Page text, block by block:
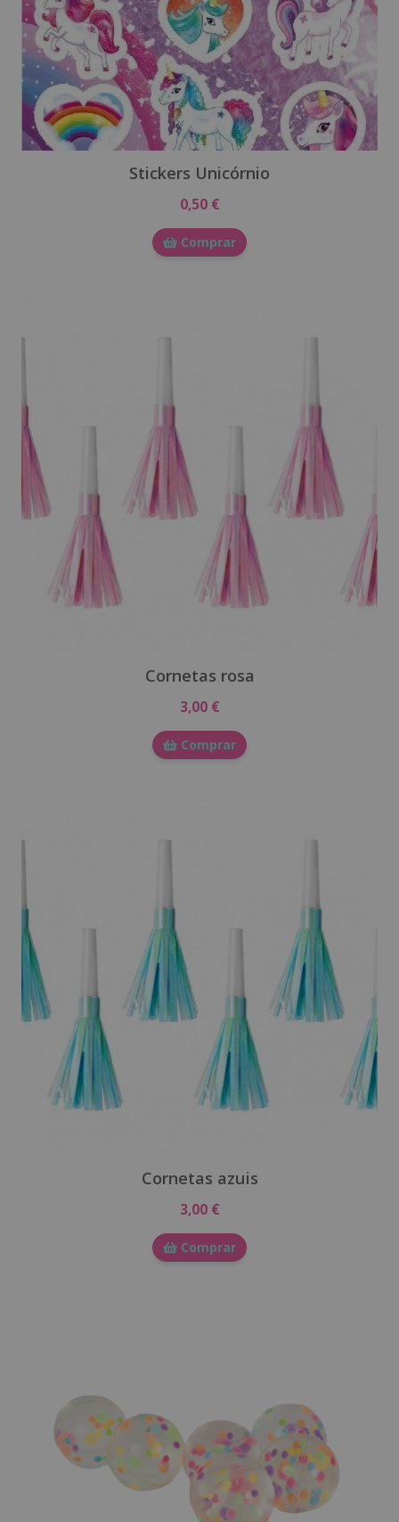
Stickers Unicórnio
0,50 €
Comprar
Cornetas rosa
3,00 €
Comprar
Cornetas azuis
3,00 €
Comprar